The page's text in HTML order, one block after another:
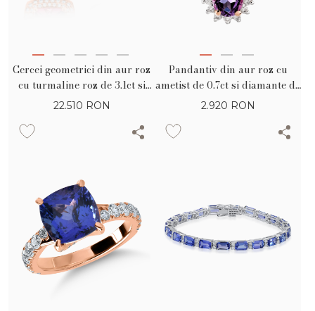
Cercei geometrici din aur roz
cu turmaline roz de 3.1ct si
diamante de 0.4ct
22.510 RON
Pandantiv din aur roz cu
ametist de 0.7ct si diamante de
0.1ct
2.920 RON